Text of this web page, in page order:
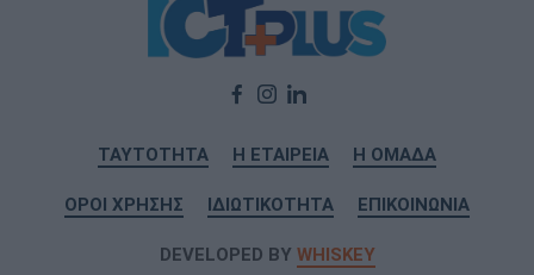
ΤΑΥΤΟΤΗΤΑ Η ΕΤΑΙΡΕΙΑ Η ΟΜΑΔΑ
ΟΡΟΙ ΧΡΗΣΗΣ ΙΔΙΩΤΙΚΟΤΗΤΑ ΕΠΙΚΟΙΝΩΝΙΑ
DEVELOPED BY WHISKEY